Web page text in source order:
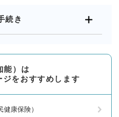
続き
能）は
ジをおすすめします
康保険）